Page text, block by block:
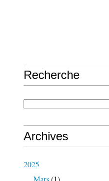
Recherche
Archives
2025
Mars(1)